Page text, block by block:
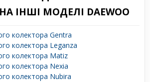
ІНШІ МОДЕЛІ DAEWOO
колектора Gentra
колектора Leganza
колектора Matiz
колектора Nexia
колектора Nubira